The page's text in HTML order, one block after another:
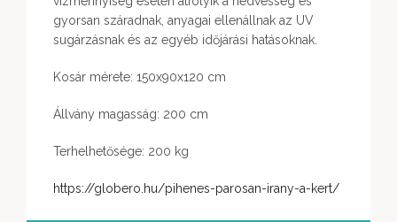
gyorsan száradnak, anyagai ellenállnak az UV
sugárzásnak és az egyéb időjárási hatásoknak.
Kosár mérete: 150x90x120 cm
Állvány magasság: 200 cm
Terhelhetősége: 200 kg
https://globero.hu/pihenes-parosan-irany-a-kert/